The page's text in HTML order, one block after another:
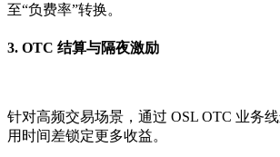
至“负费率”转换。
3. OTC 结算与隔夜激励
针对高频交易场景，通过 OSL OTC 业务
用时间差锁定更多收益。